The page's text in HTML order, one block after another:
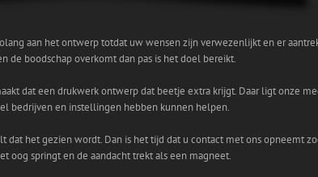
aan het ontwerp totdat uw wensen zijn verwezenlijkt en er
de boodschap overkomt dan pas is het doel bereikt.
dat een drukwerk ontwerp dat beetje extra krijgt. Daar ligt onze
bedrijven en instellingen hebben kunnen helpen.
dat het gezien wordt. Dan is het tijd dat u contact met ons opneemt
oog springt en de aandacht trekt als een magneet.